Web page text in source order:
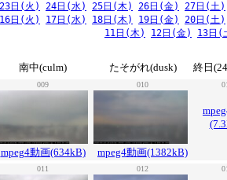
23日(火) 24日(水) 25日(木) 26日(金)
27日(土)
16日(火) 17日(水) 18日(木) 19日(金)
20日(土)
月 11日(木) 12日(金) 13日(
南中(culm) たそがれ(dusk) 終日
009 010
mpeg4動画(634kB) mpeg4動画(1382kB)
011 012